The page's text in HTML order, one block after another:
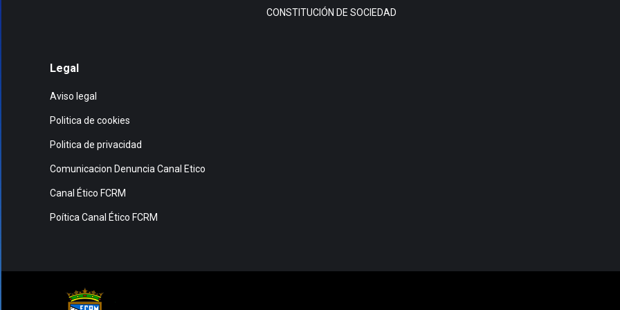
CONSTITUCIÓN DE SOCIEDAD
Legal
Aviso legal
Politica de cookies
Politica de privacidad
Comunicacion Denuncia Canal Etico
Canal Ético FCRM
Poítica Canal Ético FCRM